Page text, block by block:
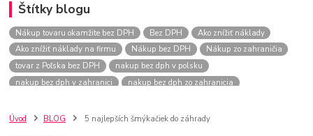
Štítky blogu
Nákup tovaru okamžite bez DPH Bez DPH
Ako znížiť náklady
Ako znížiť náklady na firmu
Nákup bez DPH
Nákup zo zahraničia
tovar z Poľska bez DPH
nakup bez dph v polsku
nakup bez dph v zahranici
nakup bez dph zo zahranicia
szco nakup bez dph
Smart hodinky pre deti
Úvod BLOG 5 najlepších šmýkačiek do záhrady